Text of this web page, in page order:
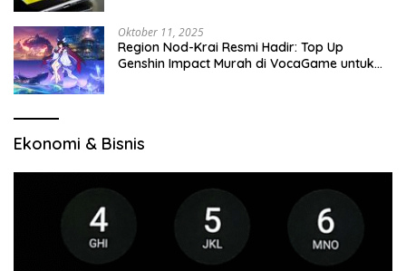
Oktober 11, 2025
Region Nod-Krai Resmi Hadir: Top Up
Genshin Impact Murah di VocaGame untuk
Ekonomi & Bisnis